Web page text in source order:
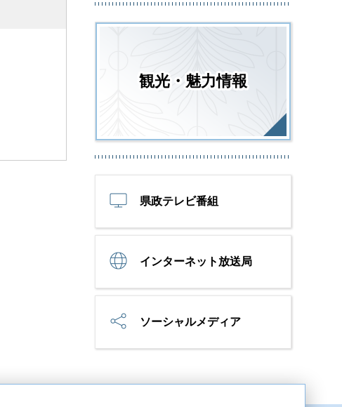
観光・魅力情報
県政テレビ番組
インターネット放送局
ソーシャルメディア